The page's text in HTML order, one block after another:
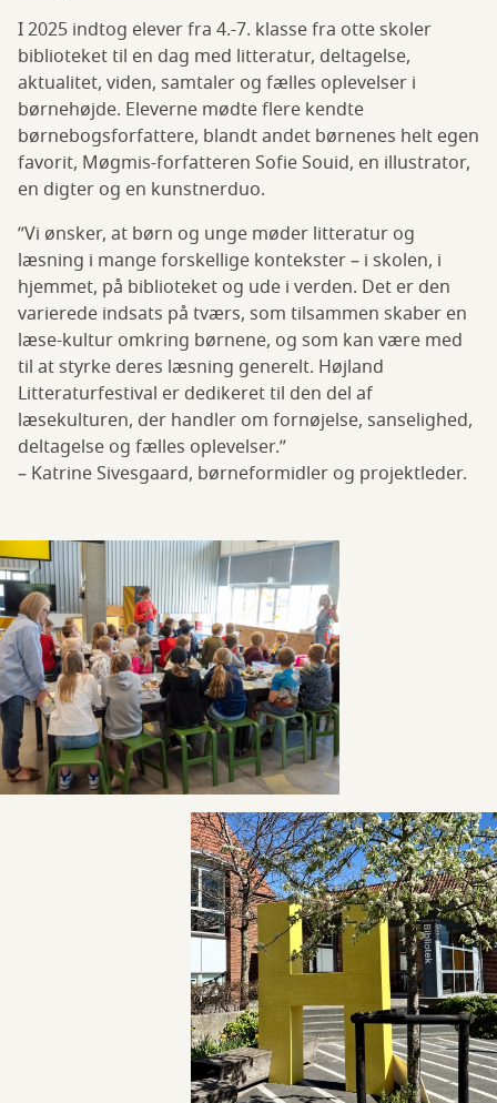
I 2025 indtog elever fra 4.-7. klasse fra otte skoler
biblioteket til en dag med litteratur, deltagelse,
aktualitet, viden, samtaler og fælles oplevelser i
børnehøjde. Eleverne mødte flere kendte
børnebogsforfattere, blandt andet børnenes helt egen
favorit, Møgmis-forfatteren Sofie Souid, en illustrator,
en digter og en kunstnerduo.
”Vi ønsker, at børn og unge møder litteratur og
læsning i mange forskellige kontekster – i skolen, i
hjemmet, på biblioteket og ude i verden. Det er den
varierede indsats på tværs, som tilsammen skaber en
læse-kultur omkring børnene, og som kan være med
til at styrke deres læsning generelt. Højland
Litteraturfestival er dedikeret til den del af
læsekulturen, der handler om fornøjelse, sanselighed,
deltagelse og fælles oplevelser.”
– Katrine Sivesgaard, børneformidler og projektleder.